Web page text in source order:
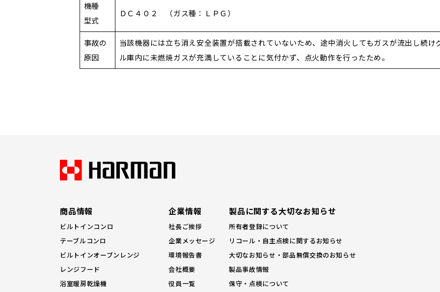
機種
型式
ＤＣ４０２ （ガス種：ＬＰＧ）
事故の
原因
当該機器には立ち消え安全装置が搭載されていないため、途中消火してもガスが流出し続け
ル庫内に未燃焼ガスが充満していることに気付かず、点火動作を行ったため。
商品情報
ビルトインコンロ
テーブルコンロ
ビルトインオーブンレンジ
レンジフード
浴室暖房乾燥機
企業情報
社長ご挨拶
企業メッセージ
環境報告書
会社概要
役員一覧
製品に関する大切なお知らせ
所有者登録について
リコール・自主点検に関するお知らせ
大切なお知らせ・部品無償交換のお知らせ
製品事故情報
保守・点検について